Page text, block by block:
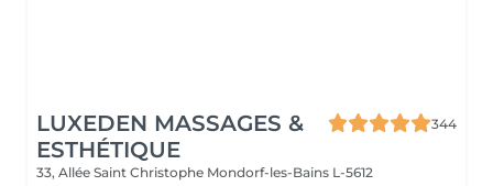
LUXEDEN MASSAGES &
ESTHÉTIQUE
344
33, Allée Saint Christophe Mondorf-les-Bains L-5612